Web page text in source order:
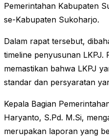
Pemerintahan Kabupaten
se-Kabupaten Sukoharjo.
Dalam rapat tersebut,
timeline penyusunan LKPJ.
memastikan bahwa LKPJ
standar dan persyaratan
Kepala Bagian
Haryanto, S.Pd. M.Si,
merupakan laporan yang